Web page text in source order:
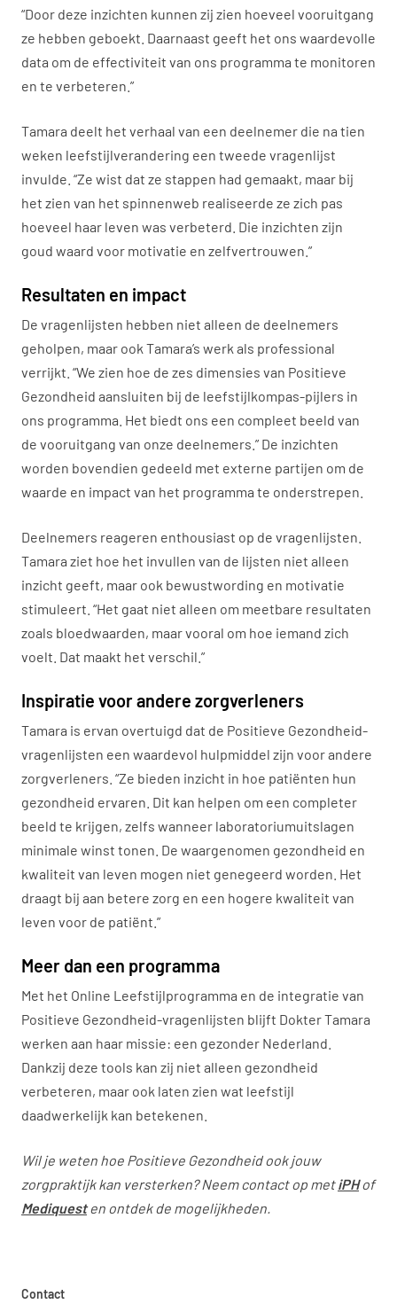
“Door deze inzichten kunnen zij zien hoeveel vooruitgang
ze hebben geboekt. Daarnaast geeft het ons waardevolle
data om de effectiviteit van ons programma te monitoren
en te verbeteren.”
Tamara deelt het verhaal van een deelnemer die na tien
weken leefstijlverandering een tweede vragenlijst
invulde. “Ze wist dat ze stappen had gemaakt, maar bij
het zien van het spinnenweb realiseerde ze zich pas
hoeveel haar leven was verbeterd. Die inzichten zijn
goud waard voor motivatie en zelfvertrouwen.”
Resultaten en impact
De vragenlijsten hebben niet alleen de deelnemers
geholpen, maar ook Tamara’s werk als professional
verrijkt. “We zien hoe de zes dimensies van Positieve
Gezondheid aansluiten bij de leefstijlkompas-pijlers in
ons programma. Het biedt ons een compleet beeld van
de vooruitgang van onze deelnemers.” De inzichten
worden bovendien gedeeld met externe partijen om de
waarde en impact van het programma te onderstrepen.
Deelnemers reageren enthousiast op de vragenlijsten.
Tamara ziet hoe het invullen van de lijsten niet alleen
inzicht geeft, maar ook bewustwording en motivatie
stimuleert. “Het gaat niet alleen om meetbare resultaten
zoals bloedwaarden, maar vooral om hoe iemand zich
voelt. Dat maakt het verschil.”
Inspiratie voor andere zorgverleners
Tamara is ervan overtuigd dat de Positieve Gezondheid-
vragenlijsten een waardevol hulpmiddel zijn voor andere
zorgverleners. “Ze bieden inzicht in hoe patiënten hun
gezondheid ervaren. Dit kan helpen om een completer
beeld te krijgen, zelfs wanneer laboratoriumuitslagen
minimale winst tonen. De waargenomen gezondheid en
kwaliteit van leven mogen niet genegeerd worden. Het
draagt bij aan betere zorg en een hogere kwaliteit van
leven voor de patiënt.”
Meer dan een programma
Met het Online Leefstijlprogramma en de integratie van
Positieve Gezondheid-vragenlijsten blijft Dokter Tamara
werken aan haar missie: een gezonder Nederland.
Dankzij deze tools kan zij niet alleen gezondheid
verbeteren, maar ook laten zien wat leefstijl
daadwerkelijk kan betekenen.
Wil je weten hoe Positieve Gezondheid ook jouw
zorgpraktijk kan versterken? Neem contact op metiPHof
Mediquesten ontdek de mogelijkheden.
Contact